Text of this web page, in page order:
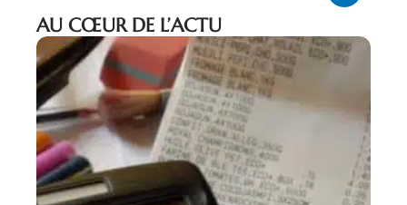
AU CŒUR DE L’ACTU